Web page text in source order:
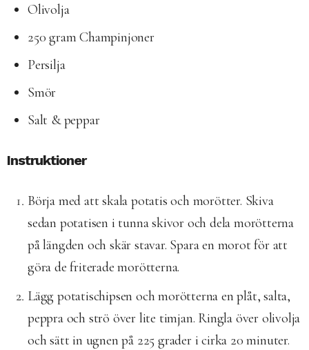
Olivolja
250 gram Champinjoner
Persilja
Smör
Salt & peppar
Instruktioner
Börja med att skala potatis och morötter. Skiva
sedan potatisen i tunna skivor och dela morötterna
på längden och skär stavar. Spara en morot för att
göra de friterade morötterna.
Lägg potatischipsen och morötterna en plåt, salta,
peppra och strö över lite timjan. Ringla över olivolja
och sätt in ugnen på 225 grader i cirka 20 minuter.